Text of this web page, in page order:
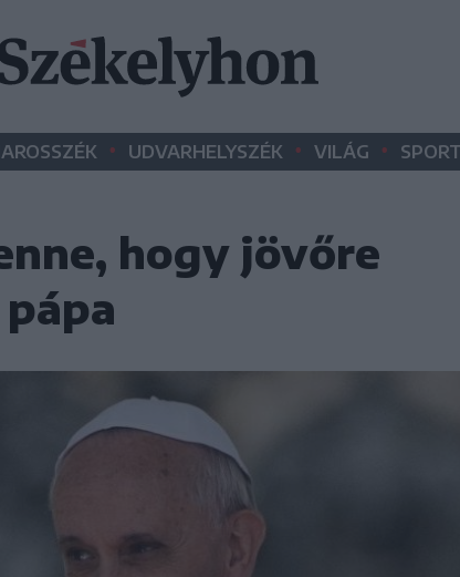
• UDVARHELYSZÉK • VILÁG • SPORT
hogy jövőre